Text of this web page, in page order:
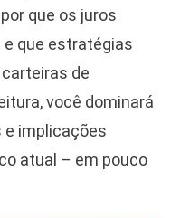
que os juros
que estratégias
de
você dominará
e implicações
atual – em pouco